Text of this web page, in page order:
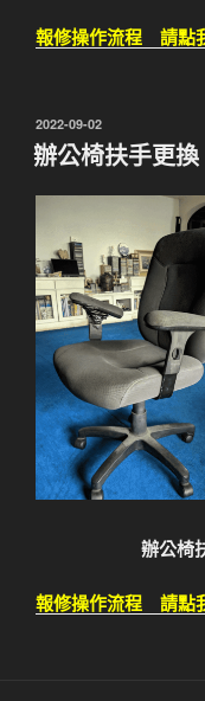
報修操作流程 請點
發
佈
於
2022-09-02
辦公椅扶手更
辦公椅
報修操作流程 請點